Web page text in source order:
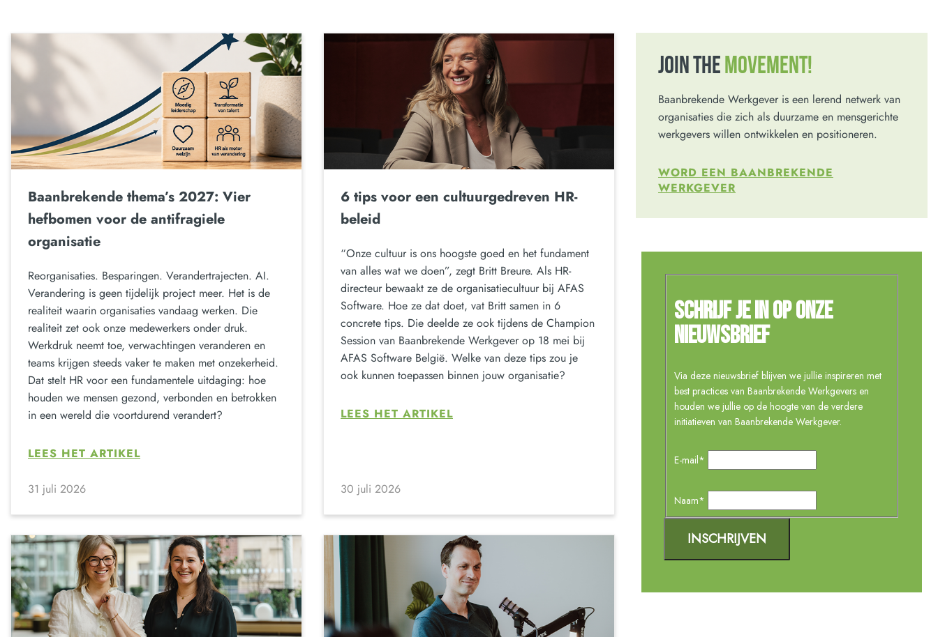
Baanbrekende thema’s 2027: Vier
hefbomen voor de antifragiele
organisatie
Reorganisaties. Besparingen. Verandertrajecten. AI.
Verandering is geen tijdelijk project meer. Het is de
realiteit waarin organisaties vandaag werken. Die
realiteit zet ook onze medewerkers onder druk.
Werkdruk neemt toe, verwachtingen veranderen en
teams krijgen steeds vaker te maken met onzekerheid.
Dat stelt HR voor een fundamentele uitdaging: hoe
houden we mensen gezond, verbonden en betrokken
in een wereld die voortdurend verandert?
LEES HET ARTIKEL
31 juli 2026
6 tips voor een cultuurgedreven HR-
beleid
“Onze cultuur is ons hoogste goed en het fundament
van alles wat we doen”, zegt Britt Breure. Als HR-
directeur bewaakt ze de organisatiecultuur bij AFAS
Software. Hoe ze dat doet, vat Britt samen in 6
concrete tips. Die deelde ze ook tijdens de Champion
Session van Baanbrekende Werkgever op 18 mei bij
AFAS Software België. Welke van deze tips zou je
ook kunnen toepassen binnen jouw organisatie?
LEES HET ARTIKEL
30 juli 2026
JOIN THE MOVEMENT!
Baanbrekende Werkgever is een lerend netwerk van
organisaties die zich als duurzame en mensgerichte
werkgevers willen ontwikkelen en positioneren.
WORD EEN BAANBREKENDE
WERKGEVER